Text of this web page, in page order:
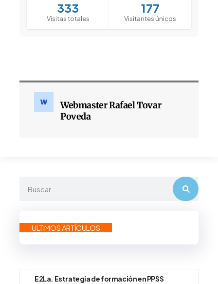
333
Visitas totales
177
Visitantes únicos
Webmaster Rafael Tovar
Poveda
ULTIMOS ARTÍCULOS
E2La. Estrategia de formación en PPSS